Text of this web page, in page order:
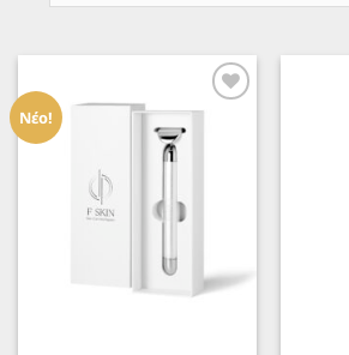
Νέο!
Προσθήκη
στα
Αγαπημένα